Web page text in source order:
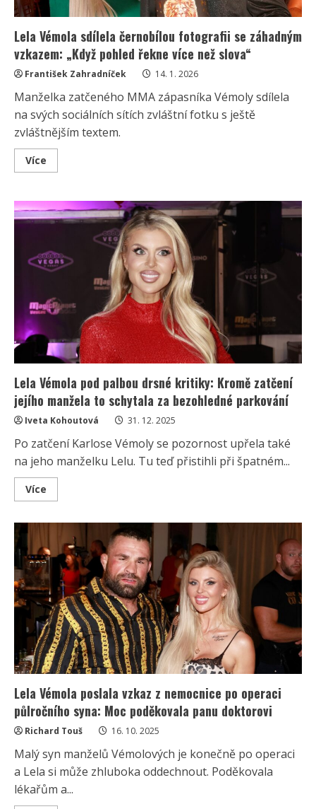
Lela Vémola sdílela černobílou fotografii se záhadným
vzkazem: „Když pohled řekne více než slova“
František Zahradníček 14. 1. 2026
Manželka zatčeného MMA zápasníka Vémoly sdílela
na svých sociálních sítích zvláštní fotku s ještě
zvláštnějším textem.
Více
more
Vémola
sdílela
černobílou
fotografii
záhadným
vzkazem:
„Když
více
než
slova“
Lela Vémola pod palbou drsné kritiky: Kromě zatčení
jejího manžela to schytala za bezohledné parkování
Iveta Kohoutová 31. 12. 2025
Po zatčení Karlose Vémoly se pozornost upřela také
na jeho manželku Lelu. Tu teď přistihli při špatném...
Více
more
palbou
drsné
kritiky:
Kromě
zatčení
jejího
manžela
to
schytala
za
bezohledné
parkování
Lela Vémola poslala vzkaz z nemocnice po operaci
půlročního syna: Moc poděkovala panu doktorovi
Richard Touš 16. 10. 2025
Malý syn manželů Vémolových je konečně po operaci
a Lela si může zhluboka oddechnout. Poděkovala
lékařům a...